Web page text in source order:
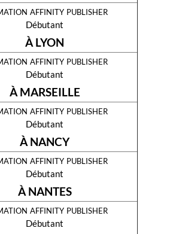
affinity publisher
Débutant
À LYON
affinity publisher
Débutant
À MARSEILLE
affinity publisher
Débutant
À NANCY
affinity publisher
Débutant
À NANTES
affinity publisher
Débutant